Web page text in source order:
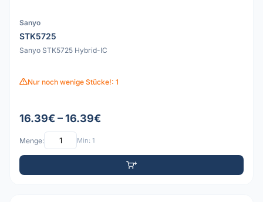
Sanyo
STK5725
Sanyo STK5725 Hybrid-IC
Nur noch wenige Stücke!: 1
16.39€ – 16.39€
Menge: Min: 1